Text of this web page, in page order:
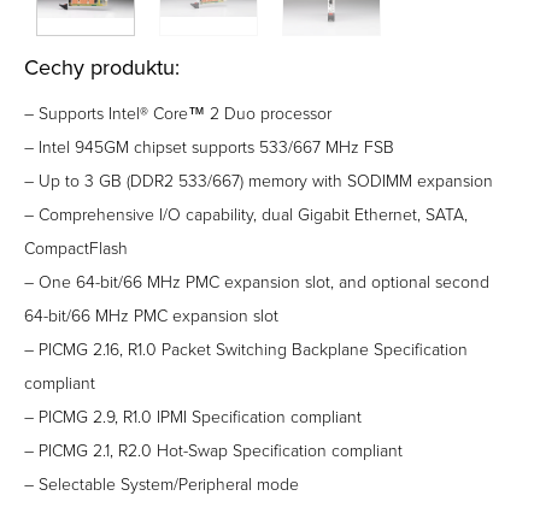
Cechy produktu:
– Supports Intel® Core™ 2 Duo processor
– Intel 945GM chipset supports 533/667 MHz FSB
– Up to 3 GB (DDR2 533/667) memory with SODIMM expansion
– Comprehensive I/O capability, dual Gigabit Ethernet, SATA,
CompactFlash
– One 64-bit/66 MHz PMC expansion slot, and optional second
64-bit/66 MHz PMC expansion slot
– PICMG 2.16, R1.0 Packet Switching Backplane Specification
compliant
– PICMG 2.9, R1.0 IPMI Specification compliant
– PICMG 2.1, R2.0 Hot-Swap Specification compliant
– Selectable System/Peripheral mode